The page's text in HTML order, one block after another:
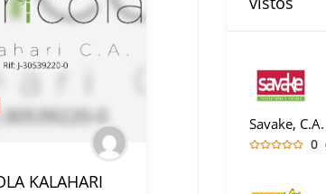
KALAHARI
Savake, C.A.
0